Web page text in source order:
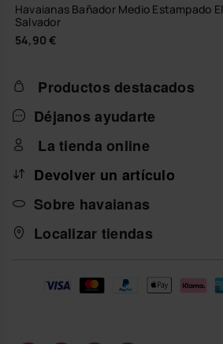
Havaianas Bañador Medio Estampado El
Salvador
54,90 €
Productos destacados
Déjanos ayudarte
La tienda online
Devolver un artículo
Sobre havaianas
Localizar tiendas